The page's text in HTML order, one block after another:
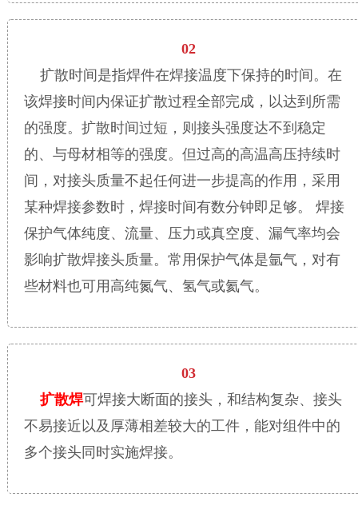
02
扩散时间是指焊件在焊接温度下保持的时间。在
该焊接时间内保证扩散过程全部完成，以达到所需
的强度。扩散时间过短，则接头强度达不到稳定
的、与母材相等的强度。但过高的高温高压持续时
间，对接头质量不起任何进一步提高的作用，采用
某种焊接参数时，焊接时间有数分钟即足够。 焊接
保护气体纯度、流量、压力或真空度、漏气率均会
影响扩散焊接头质量。常用保护气体是氩气，对有
些材料也可用高纯氮气、氢气或氦气。
03
扩散焊可焊接大断面的接头，和结构复杂、接头
不易接近以及厚薄相差较大的工件，能对组件中的
多个接头同时实施焊接。